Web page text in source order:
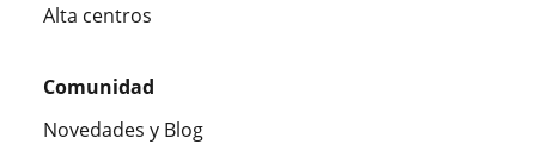
Alta centros
Comunidad
Novedades y Blog